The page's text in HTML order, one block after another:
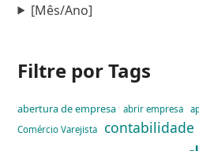
[Mês/Ano]
Filtre por Tags
abertura de empresa abrir empresa
Comércio Varejista
contabilidade